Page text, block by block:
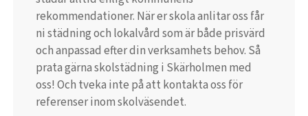
rekommendationer. När er skola anlitar oss får
ni städning och lokalvård som är både prisvärd
och anpassad efter din verksamhets behov. Så
prata gärna skolstädning i Skärholmen med
oss! Och tveka inte på att kontakta oss för
referenser inom skolväsendet.